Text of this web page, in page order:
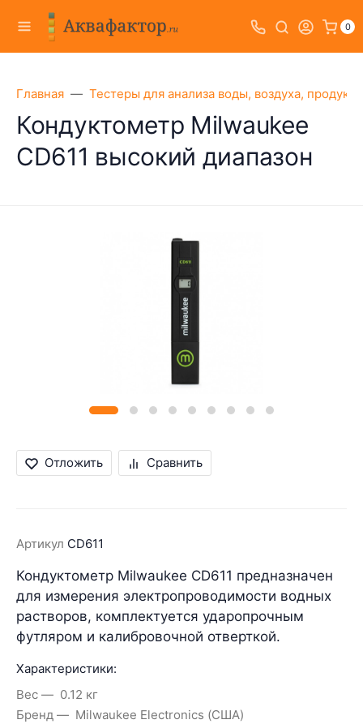
0
Главная Тестеры для анализа воды, воздуха,
Кондуктометр Milwaukee
CD611 высокий диапазон
Отложить Сравнить
Артикул СD611
Кондуктометр Milwaukee CD611 предназначен
для измерения электропроводимости водных
растворов, комплектуется ударопрочным
футляром и калибровочной отверткой.
Характеристики:
Вес
0.12 кг
Бренд
Milwaukee Electronics (США)